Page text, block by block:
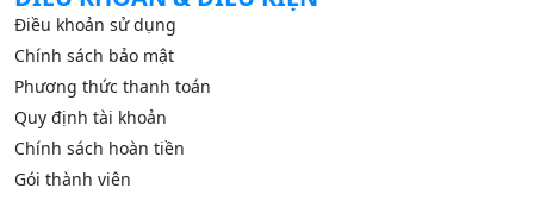
Điều khoản sử dụng
Chính sách bảo mật
Phương thức thanh toán
Quy định tài khoản
Chính sách hoàn tiền
Gói thành viên